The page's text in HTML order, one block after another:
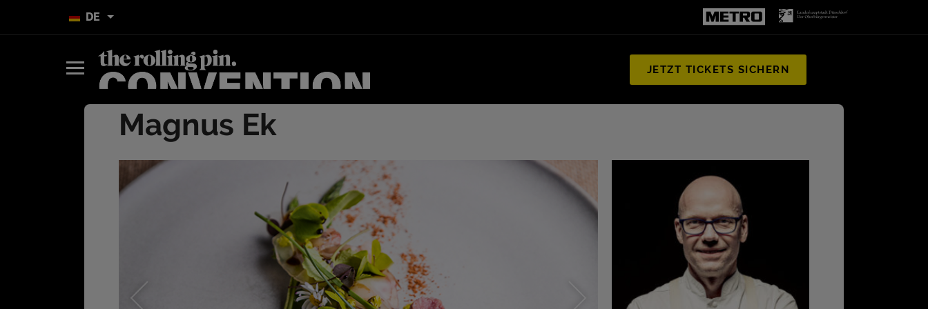
DE
JETZT TICKETS SICHERN
Magnus Ek